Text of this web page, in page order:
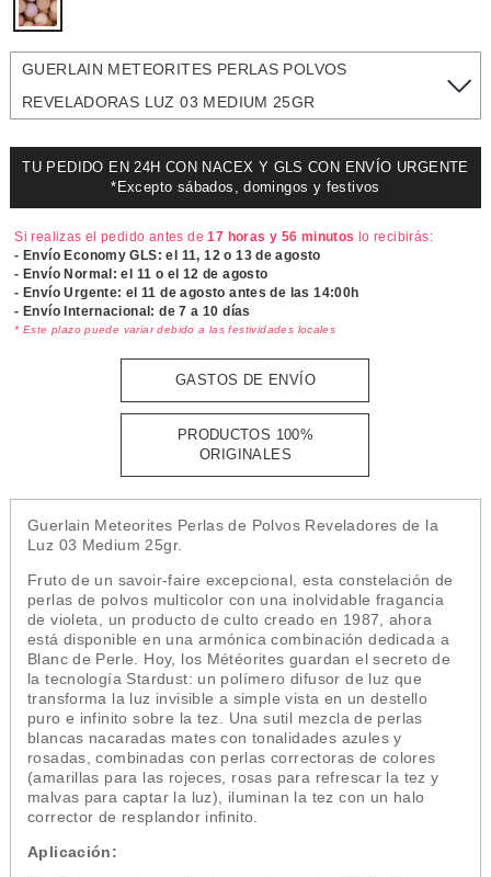
GUERLAIN METEORITES PERLAS POLVOS
REVELADORAS LUZ 03 MEDIUM 25GR
TU PEDIDO EN 24H CON NACEX Y GLS CON ENVÍO URGENTE
*Excepto sábados, domingos y festivos
Si realizas el pedido antes de17 horas y 56 minutos lo recibirás:
- Envío Economy GLS: el 11, 12 o 13 de agosto
- Envío Normal: el 11 o el 12 de agosto
- Envío Urgente: el11 de agosto antes de las 14:00h
- Envío Internacional: de 7 a 10 días
* Este plazo puede variar debido a las festividades locales
GASTOS DE ENVÍO
PRODUCTOS 100%
ORIGINALES
Guerlain Meteorites Perlas de Polvos Reveladores de la
Luz 03 Medium 25gr.
Fruto de un savoir-faire excepcional, esta constelación de
perlas de polvos multicolor con una inolvidable fragancia
de violeta, un producto de culto creado en 1987, ahora
está disponible en una armónica combinación dedicada a
Blanc de Perle. Hoy, los Météorites guardan el secreto de
la tecnología Stardust: un polímero difusor de luz que
transforma la luz invisible a simple vista en un destello
puro e infinito sobre la tez. Una sutil mezcla de perlas
blancas nacaradas mates con tonalidades azules y
rosadas, combinadas con perlas correctoras de colores
(amarillas para las rojeces, rosas para refrescar la tez y
malvas para captar la luz), iluminan la tez con un halo
corrector de resplandor infinito.
Aplicación: